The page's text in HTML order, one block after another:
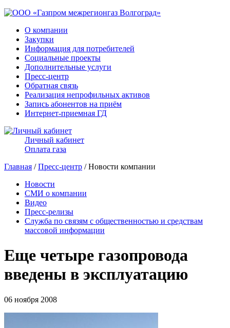
О компании
Закупки
Информация для потребителей
Социальные проекты
Дополнительные услуги
Пресс-центр
Обратная связь
Реализация непрофильных активов
Запись абонентов на приём
Интернет-приемная ГД
Личный кабинет
Оплата газа
Главная /Пресс-центр / Новости компании
Новости
СМИ о компании
Видео
Пресс-релизы
Служба по связям с общественностью и средствам
массовой информации
Еще четыре газопровода
введены в эксплуатацию
06 ноября 2008